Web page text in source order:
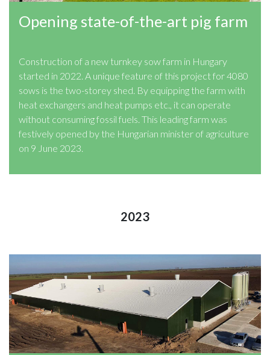
Opening state-of-the-art pig farm
Construction of a new turnkey sow farm in Hungary
started in 2022. A unique feature of this project for 4080
sows is the two-storey shed. By equipping the farm with
heat exchangers and heat pumps etc., it can operate
without consuming fossil fuels. This leading farm was
festively opened by the Hungarian minister of agriculture
on 9 June 2023.
2023